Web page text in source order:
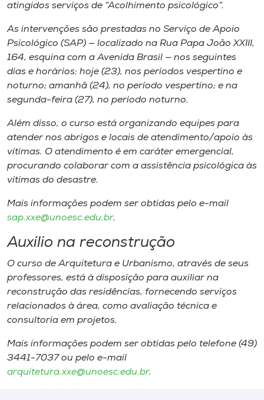
atingidos serviços de “Acolhimento psicológico”.
As intervenções são prestadas no Serviço de Apoio
Psicológico (SAP) — localizado na Rua Papa João XXIII,
164, esquina com a Avenida Brasil — nos seguintes
dias e horários: hoje (23), nos períodos vespertino e
noturno; amanhã (24), no período vespertino; e na
segunda-feira (27), no período noturno.
Além disso, o curso está organizando equipes para
atender nos abrigos e locais de atendimento/apoio às
vítimas. O atendimento é em caráter emergencial,
procurando colaborar com a assistência psicológica às
vítimas do desastre.
Mais informações podem ser obtidas pelo e-mail
sap.xxe@unoesc.edu.br.
Auxílio na reconstrução
O curso de Arquitetura e Urbanismo, através de seus
professores, está à disposição para auxiliar na
reconstrução das residências, fornecendo serviços
relacionados à área, como avaliação técnica e
consultoria em projetos.
Mais informações podem ser obtidas pelo telefone (49)
3441-7037 ou pelo e-mail
arquitetura.xxe@unoesc.edu.br.